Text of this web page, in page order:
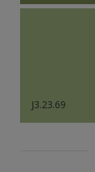
J3.23.69